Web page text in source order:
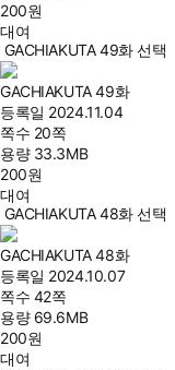
200원
대여
GACHIAKUTA 49화 선택
GACHIAKUTA 49화
등록일 2024.11.04
쪽수 20쪽
용량 33.3MB
200원
대여
GACHIAKUTA 48화 선택
GACHIAKUTA 48화
등록일 2024.10.07
쪽수 42쪽
용량 69.6MB
200원
대여